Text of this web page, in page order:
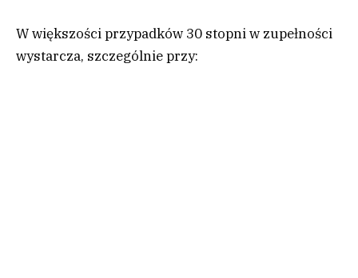
W większości przypadków 30 stopni w zupełności
wystarcza, szczególnie przy: